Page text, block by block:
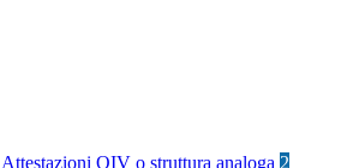
Attestazioni OIV o struttura analoga 2